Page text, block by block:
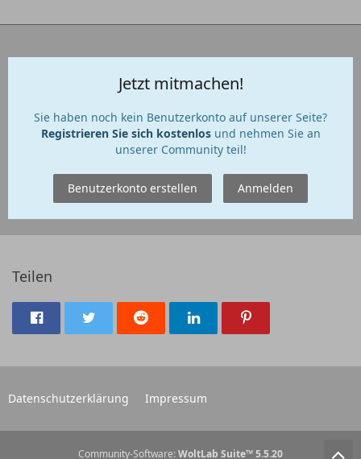
Jetzt mitmachen!
Sie haben noch kein Benutzerkonto auf unserer Seite?
Registrieren Sie sich kostenlosund nehmen Sie an
unserer Community teil!
Benutzerkonto erstellen Anmelden
Teilen
Datenschutzerklärung Impressum
Community-Software: WoltLab Suite™ 5.5.20